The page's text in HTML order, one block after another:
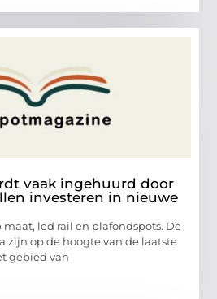
vaak ingehuurd door
investeren in nieuwe
led rail en plafondspots. De
zijn op de hoogte van de laatste
gebied van